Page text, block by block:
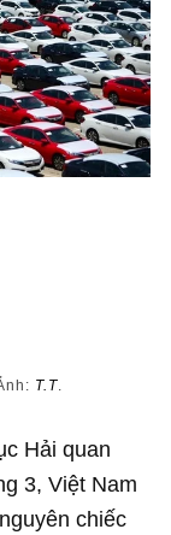
T.T.
Hải quan
3, Việt Nam
chiếc